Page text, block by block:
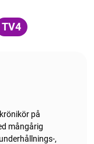
TV4
på
mångårig
,